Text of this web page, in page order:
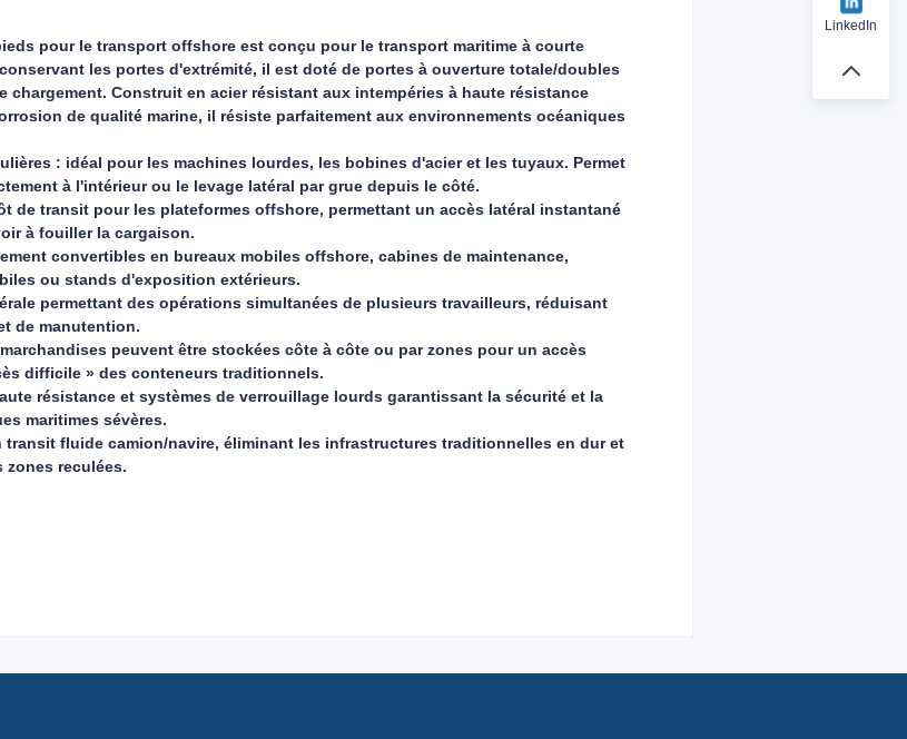
pour le transport offshore est conçu pour le transport maritime à courte
les portes d'extrémité, il est doté de portes à ouverture totale/doubles
Construit en acier résistant aux intempéries à haute résistance
de qualité marine, il résiste parfaitement aux environnements océaniques
: idéal pour les machines lourdes, les bobines d'acier et les tuyaux. Permet
à l'intérieur ou le levage latéral par grue depuis le côté.
de transit pour les plateformes offshore, permettant un accès latéral instantané
à fouiller la cargaison.
convertibles en bureaux mobiles offshore, cabines de maintenance,
ou stands d'exposition extérieurs.
permettant des opérations simultanées de plusieurs travailleurs, réduisant
de manutention.
peuvent être stockées côte à côte ou par zones pour un accès
difficile » des conteneurs traditionnels.
résistance et systèmes de verrouillage lourds garantissant la sécurité et la
maritimes sévères.
fluide camion/navire, éliminant les infrastructures traditionnelles en dur et
reculées.
LinkedIn